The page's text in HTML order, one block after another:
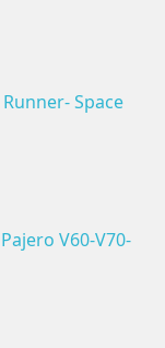
Space
V60-V70-